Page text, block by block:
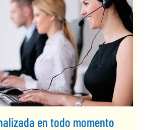
en todo momento